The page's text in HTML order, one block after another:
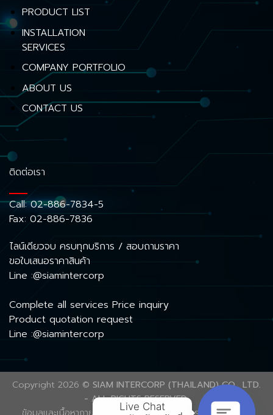
PRODUCT LIST
INSTALLATION
SERVICES
COMPANY PORTFOLIO
ABOUT US
CONTACT US
ติดต่อเรา
Call:02-886-7834-5
Fax: 02-886-7836
ไลน์เดียวจบ ครบทุกบริการ / สอบถามราคา
ขอใบเสนอราคาสินค้า
Line :@siamintercorp
Complete all services Price inquiry
Product quotation request
Line :@siamintercorp
Copyright 2026 © SIAM INTERCORP (THAILAND) CO., LTD.
- ALL RIGHTS RESERVED.
Live Chat